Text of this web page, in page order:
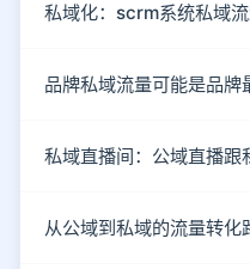
私域化：scrm系统私域
品牌私域流量可能是品牌
私域直播间：公域直播跟
从公域到私域的流量转化